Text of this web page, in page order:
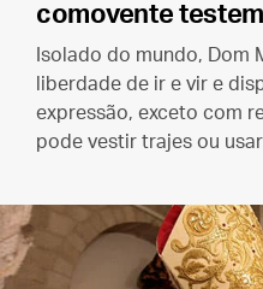
comovente
Isolado do mundo, Dom
liberdade de ir e vir e
expressão, exceto com
pode vestir trajes ou